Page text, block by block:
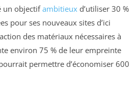
un objectifambitieux d’utiliser 30 %
pour ses nouveaux sites d’ici
des matériaux nécessaires à
environ 75 % de leur empreinte
permettre d’économiser 600